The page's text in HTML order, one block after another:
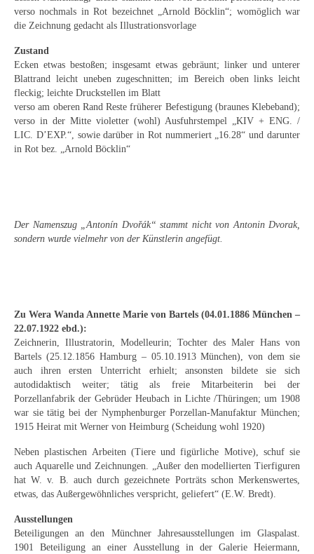
Richard Sprick
Kunst nach 1945
Helmut Diekmann
Hermann Dieste
Ferdinand Springer
Arne Siegfried
Unbekannt
Autographen / Dokumente
Herkunft & Wirkungsstätte
Berliner Künstler
Düsseldorfer Künstler
Fränkische Künstler
Münchner Künstler
verso nochmals in Rot bezeichnet „Arnold Böcklin“; womöglich war
die Zeichnung gedacht als Illustrationsvorlage
Zustand
Ecken etwas bestoßen; insgesamt etwas gebräunt; linker und unterer
Blattrand leicht uneben zugeschnitten; im Bereich oben links leicht
fleckig; leichte Druckstellen im Blatt
verso am oberen Rand Reste früherer Befestigung (braunes Klebeband);
verso in der Mitte violetter (wohl) Ausfuhrstempel „KIV + ENG. /
LIC. D’EXP.“, sowie darüber in Rot nummeriert „16.28“ und darunter
in Rot bez. „Arnold Böcklin“
Der Namenszug „Antonín Dvořák“ stammt nicht von Antonin Dvorak,
sondern wurde vielmehr von der Künstlerin angefügt.
Zu Wera Wanda Annette Marie von Bartels (04.01.1886 München –
22.07.1922 ebd.):
Zeichnerin, Illustratorin, Modelleurin; Tochter des Maler Hans von
Bartels (25.12.1856 Hamburg – 05.10.1913 München), von dem sie
auch ihren ersten Unterricht erhielt; ansonsten bildete sie sich
autodidaktisch weiter; tätig als freie Mitarbeiterin bei der
Porzellanfabrik der Gebrüder Heubach in Lichte /Thüringen; um 1908
war sie tätig bei der Nymphenburger Porzellan-Manufaktur München;
1915 Heirat mit Werner von Heimburg (Scheidung wohl 1920)
Neben plastischen Arbeiten (Tiere und figürliche Motive), schuf sie
auch Aquarelle und Zeichnungen. „Außer den modellierten Tierfiguren
hat W. v. B. auch durch gezeichnete Porträts schon Merkenswertes,
etwas, das Außergewöhnliches verspricht, geliefert“ (E.W. Bredt).
Ausstellungen
Beteiligungen an den Münchner Jahresausstellungen im Glaspalast.
1901 Beteiligung an einer Ausstellung in der Galerie Heiermann,